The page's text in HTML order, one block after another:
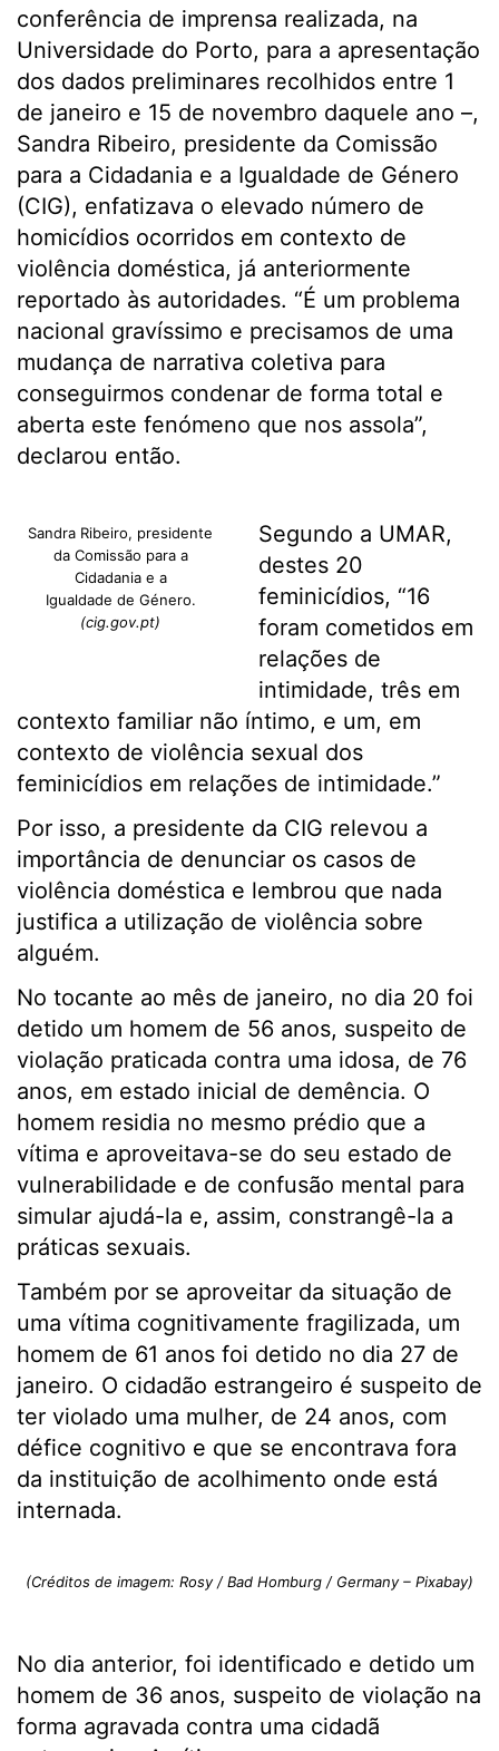
conferência de imprensa realizada, na
Universidade do Porto, para a apresentação
dos dados preliminares recolhidos entre 1
de janeiro e 15 de novembro daquele ano –,
Sandra Ribeiro, presidente da Comissão
para a Cidadania e a Igualdade de Género
(CIG), enfatizava o elevado número de
homicídios ocorridos em contexto de
violência doméstica, já anteriormente
reportado às autoridades. “É um problema
nacional gravíssimo e precisamos de uma
mudança de narrativa coletiva para
conseguirmos condenar de forma total e
aberta este fenómeno que nos assola”,
declarou então.
Sandra Ribeiro, presidente
da Comissão para a
Cidadania e a
Igualdade de Género.
(cig.gov.pt)
Segundo a UMAR,
destes 20
feminicídios, “16
foram cometidos em
relações de
intimidade, três em
contexto familiar não íntimo, e um, em
contexto de violência sexual dos
feminicídios em relações de intimidade.”
Por isso, a presidente da CIG relevou a
importância de denunciar os casos de
violência doméstica e lembrou que nada
justifica a utilização de violência sobre
alguém.
No tocante ao mês de janeiro, no dia 20 foi
detido um homem de 56 anos, suspeito de
violação praticada contra uma idosa, de 76
anos, em estado inicial de demência. O
homem residia no mesmo prédio que a
vítima e aproveitava-se do seu estado de
vulnerabilidade e de confusão mental para
simular ajudá-la e, assim, constrangê-la a
práticas sexuais.
Também por se aproveitar da situação de
uma vítima cognitivamente fragilizada, um
homem de 61 anos foi detido no dia 27 de
janeiro. O cidadão estrangeiro é suspeito de
ter violado uma mulher, de 24 anos, com
défice cognitivo e que se encontrava fora
da instituição de acolhimento onde está
internada.
(Créditos de imagem: Rosy / Bad Homburg / Germany – Pixabay)
No dia anterior, foi identificado e detido um
homem de 36 anos, suspeito de violação na
forma agravada contra uma cidadã